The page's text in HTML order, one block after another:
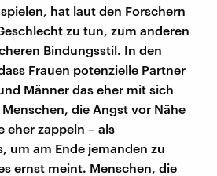
hat laut den Forschern
zu tun, zum anderen
Bindungsstil. In den
Frauen potenzielle Partner
Männer das eher mit sich
die Angst vor Nähe
eher zappeln – als
um am Ende jemanden zu
ernst meint. Menschen, die